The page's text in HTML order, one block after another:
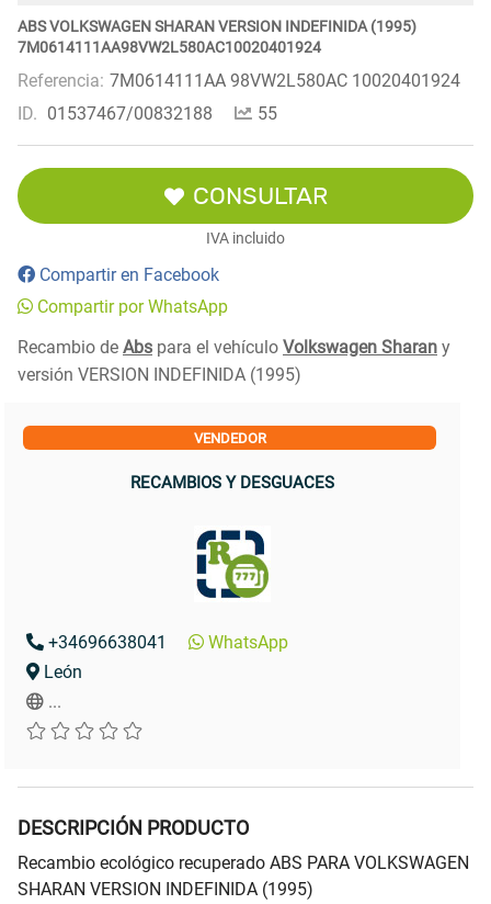
ABS VOLKSWAGEN SHARAN VERSION INDEFINIDA (1995)
7M0614111AA98VW2L580AC10020401924
Referencia: 7M0614111AA 98VW2L580AC 10020401924
ID. 01537467/00832188 55
CONSULTAR
IVA incluido
Compartir en Facebook
Compartir por WhatsApp
Recambio de Abs para el vehículo Volkswagen Sharan y
versión VERSION INDEFINIDA (1995)
VENDEDOR
RECAMBIOS Y DESGUACES
+34696638041
WhatsApp
León
...
DESCRIPCIÓN PRODUCTO
Recambio ecológico recuperado ABS PARA VOLKSWAGEN
SHARAN VERSION INDEFINIDA (1995)